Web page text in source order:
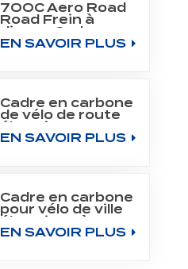
700C Aero Road
Road Frein à
disque Cadre en
carbone
EN SAVOIR PLUS
Cadre en carbone
de vélo de route
électrique 700C
pour moteur
EN SAVOIR PLUS
Cadre en carbone
pour vélo de ville
électrique à
moteur arrière
EN SAVOIR PLUS